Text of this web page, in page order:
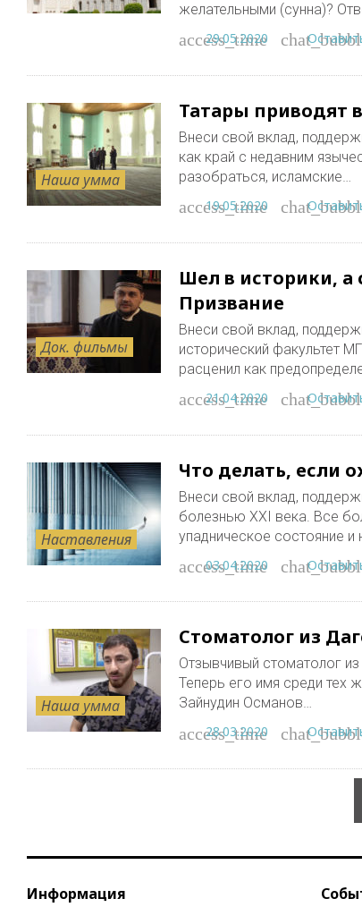
желательными (сунна)?
access_time
29.05.2020
Наша умма
Татары приводят
Внеси свой вклад,
как край с недавним
разобраться, исламские…
access_time
19.05.2020
Док. фильмы
Шел в историки,
Призвание
Внеси свой вклад,
исторический факультет
расценил как
access_time
21.04.2020
Наставления
Что делать, если
Внеси свой вклад,
болезнью XXI века. Все
упадническое состояние и
access_time
03.04.2020
Наша умма
Стоматолог из
Отзывчивый стоматолог
Теперь его имя среди тех
Зайнудин Османов…
access_time
28.03.2020
Информация